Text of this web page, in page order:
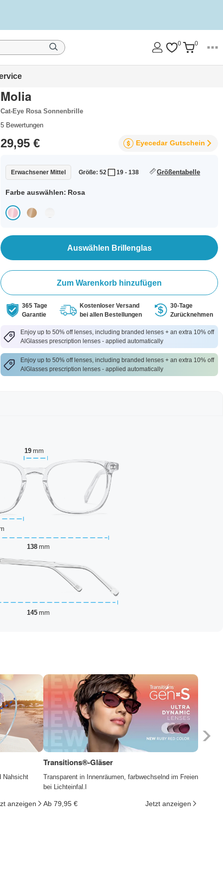
0 0
Molia
Cat-Eye Rosa Sonnenbrille
5 Bewertungen
29,95 € Eyecedar Gutschein
Erwachsener Mittel Größe: 52 19 - 138 Größentabelle
Farbe auswählen: Rosa
Auswählen Brillenglas
Zum Warenkorb hinzufügen
365 Tage
Garantie
Kostenloser Versand
bei allen Bestellungen
30-Tage
Zurücknehmen
Enjoy up to 50% off lenses, including branded lenses + an extra 10% off
AlGlasses prescription lenses - applied automatically
Enjoy up to 50% off lenses, including branded lenses + an extra 10% off
AlGlasses prescription lenses - applied automatically
19 mm
138 mm
145 mm
Nahsicht
anzeigen
Transitions®-Gläser
Transparent in Innenräumen, farbwechselnd im Freien
bei Lichteinfal.l
Ab 79,95 € Jetzt anzeigen